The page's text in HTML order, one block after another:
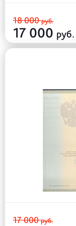
18 000руб.
17 000 руб.
17 000руб.